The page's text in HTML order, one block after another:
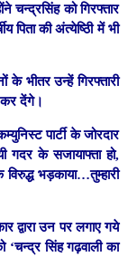
चन्द्रसिंह को गिरफ्तार
की अंत्येष्ठिी में भी
के भीतर उन्हें गिरफ्तारी
कर देंगे।
पार्टी के जोरदार
गदर के सजायाफ्ता हो,
भड़काया…तुम्हारी
द्वारा उन पर लगाए गये
सिंह गढ़वाली का